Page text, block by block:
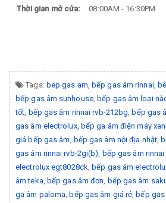
Thời gian mở cửa:
08:00AM - 16:30PM
Tags: bep gas am, bếp gas âm rinnai,
bếp gas âm sunhouse, bếp gas âm loại
tốt, bếp gas âm rinnai rvb-212bg, bếp gas
gas âm electrolux, bếp ga âm điện máy
giá bếp gas âm, bếp gas âm nội địa nhật,
gas âm rinnai rvb-2gi(b), bếp gas âm
electrolux egt8028ck, bếp gas âm
âm teka, bếp gas âm đơn, bếp gas âm
ga âm paloma, bếp gas âm giá rẻ, bếp